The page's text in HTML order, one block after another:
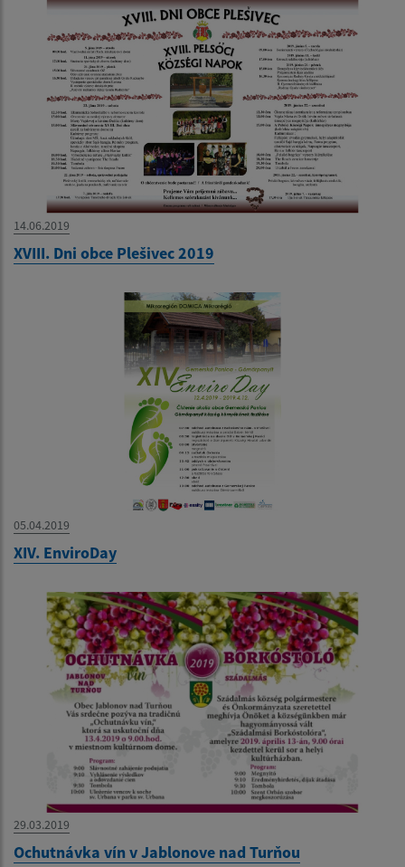
14.06.2019
XVIII. Dni obce Plešivec 2019
05.04.2019
XIV. EnviroDay
29.03.2019
Ochutnávka vín v Jablonove nad Turňou